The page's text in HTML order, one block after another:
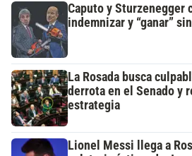
Caputo y Sturzenegger
indemnizar y “ganar”
La Rosada busca
derrota en el Senado y
estrategia
Lionel Messi llega a